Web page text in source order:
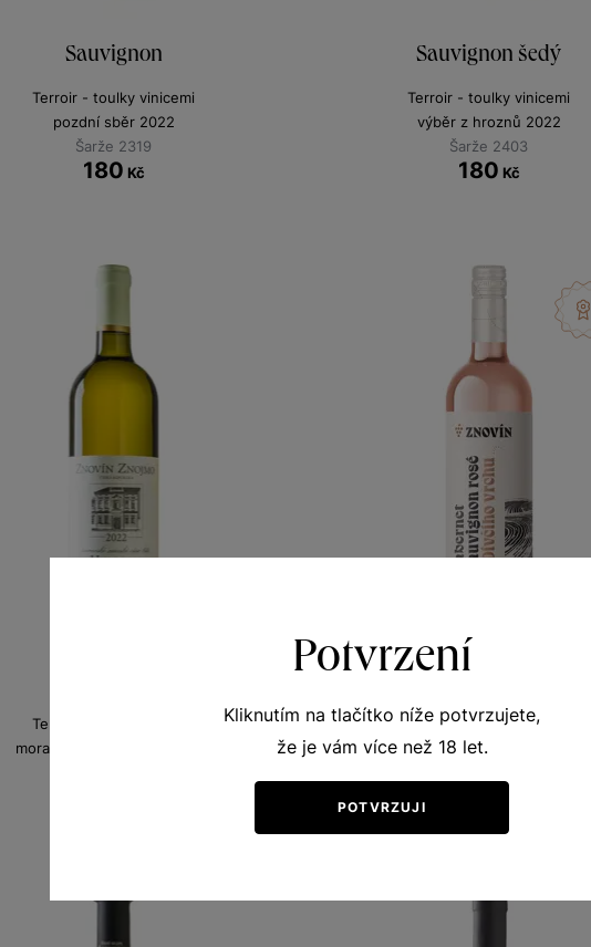
Sauvignon
Terroir - toulky vinicemi
pozdní sběr 2022
Šarže 2319
180 Kč
Sauvignon šedý
Terroir - toulky vinicemi
výběr z hroznů 2022
Šarže 2403
180 Kč
Terroir - toulky vinicemi
moravské zemské víno 2022
Cabernet Sauvignon rosé
Terroir - toulky vinicemi
pozdní sběr 2022
Potvrzení
Kliknutím na tlačítko níže potvrzujete,
že je vám více než 18 let.
POTVRZUJI